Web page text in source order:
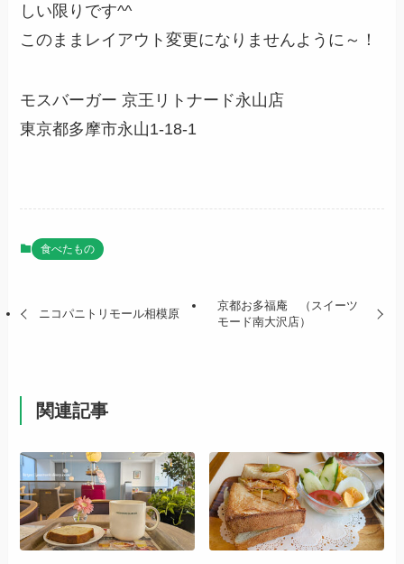
しい限りです^^
このままレイアウト変更になりませんように～！
モスバーガー 京王リトナード永山店
東京都多摩市永山1-18-1
食べたもの
ニコパニトリモール相模原
京都お多福庵 （スイーツ
モード南大沢店）
関連記事